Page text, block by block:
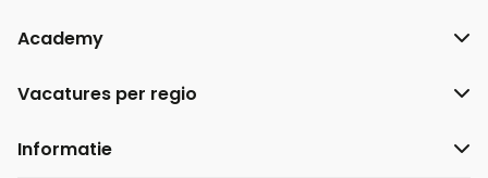
Academy
Vacatures per regio
Informatie